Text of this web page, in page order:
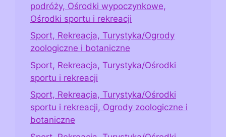
podróży, Ośrodki wypoczynkowe,
Ośrodki sportu i rekreacji
Sport, Rekreacja, Turystyka/Ogrody
zoologiczne i botaniczne
Sport, Rekreacja, Turystyka/Ośrodki
sportu i rekreacji
Sport, Rekreacja, Turystyka/Ośrodki
sportu i rekreacji, Ogrody zoologiczne i
botaniczne